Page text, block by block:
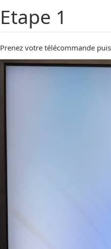
Etape 1
Prenez votre télécommande